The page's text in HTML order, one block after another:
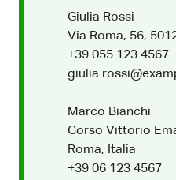
Giulia Rossi
Via Roma, 56,
+39 055 123 4567
Marco Bianchi
Corso Vittorio
Roma, Italia
+39 06 123 4567